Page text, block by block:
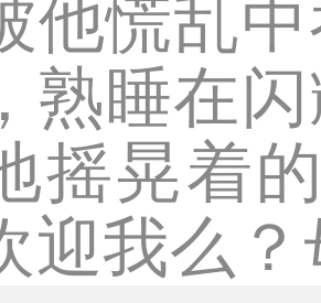
他慌乱
熟睡在
摇晃着
迎我么